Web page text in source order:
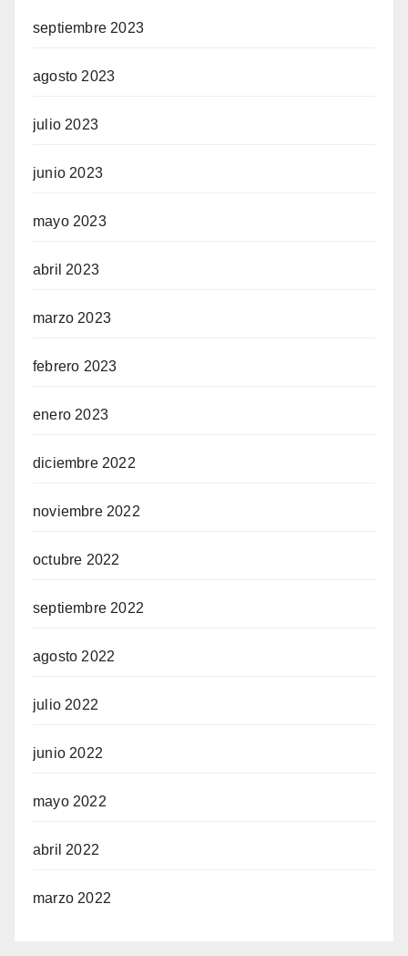
septiembre 2023
agosto 2023
julio 2023
junio 2023
mayo 2023
abril 2023
marzo 2023
febrero 2023
enero 2023
diciembre 2022
noviembre 2022
octubre 2022
septiembre 2022
agosto 2022
julio 2022
junio 2022
mayo 2022
abril 2022
marzo 2022